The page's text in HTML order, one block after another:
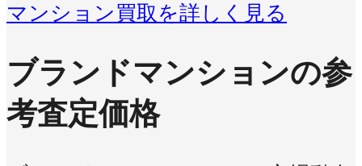
マンション買取を詳しく見る
ブランドマンションの参
考査定価格